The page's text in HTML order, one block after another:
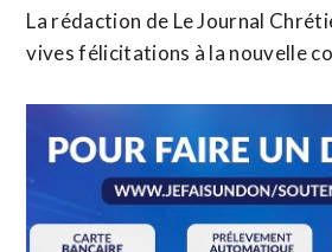
La rédaction de Le Journal
vives félicitations à la nouvelle